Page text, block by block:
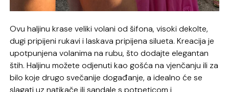
Ovu haljinu krase veliki volani od šifona, visoki dekolte,
dugi pripijeni rukavi i laskava pripijena silueta. Kreacija je
upotpunjena volanima na rubu, što dodajte elegantan
štih. Haljinu možete odjenuti kao gošća na vjenčanju ili za
bilo koje drugo svečanije događanje, a idealno će se
slagati uz natikače ili sandale s potpeticom i